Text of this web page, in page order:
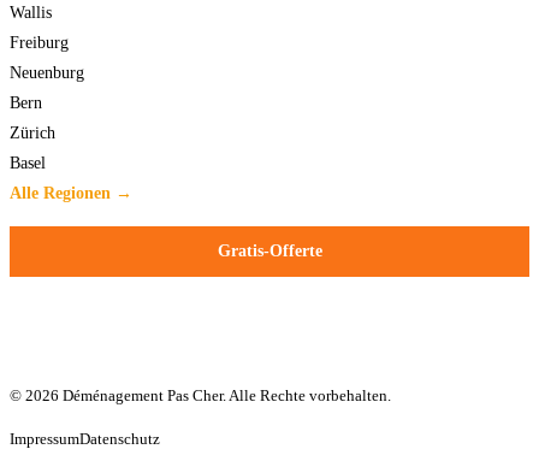
Wallis
Freiburg
Neuenburg
Bern
Zürich
Basel
Alle Regionen →
Gratis-Offerte
© 2026 Déménagement Pas Cher. Alle Rechte vorbehalten.
ImpressumDatenschutz